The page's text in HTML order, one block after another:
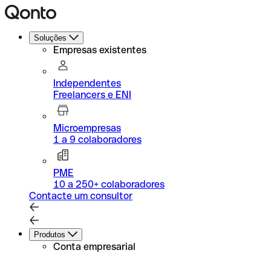
Soluções
Empresas existentes
Independentes
Freelancers e ENI
Microempresas
1 a 9 colaboradores
PME
10 a 250+ colaboradores
Contacte um consultor
Produtos
Conta empresarial